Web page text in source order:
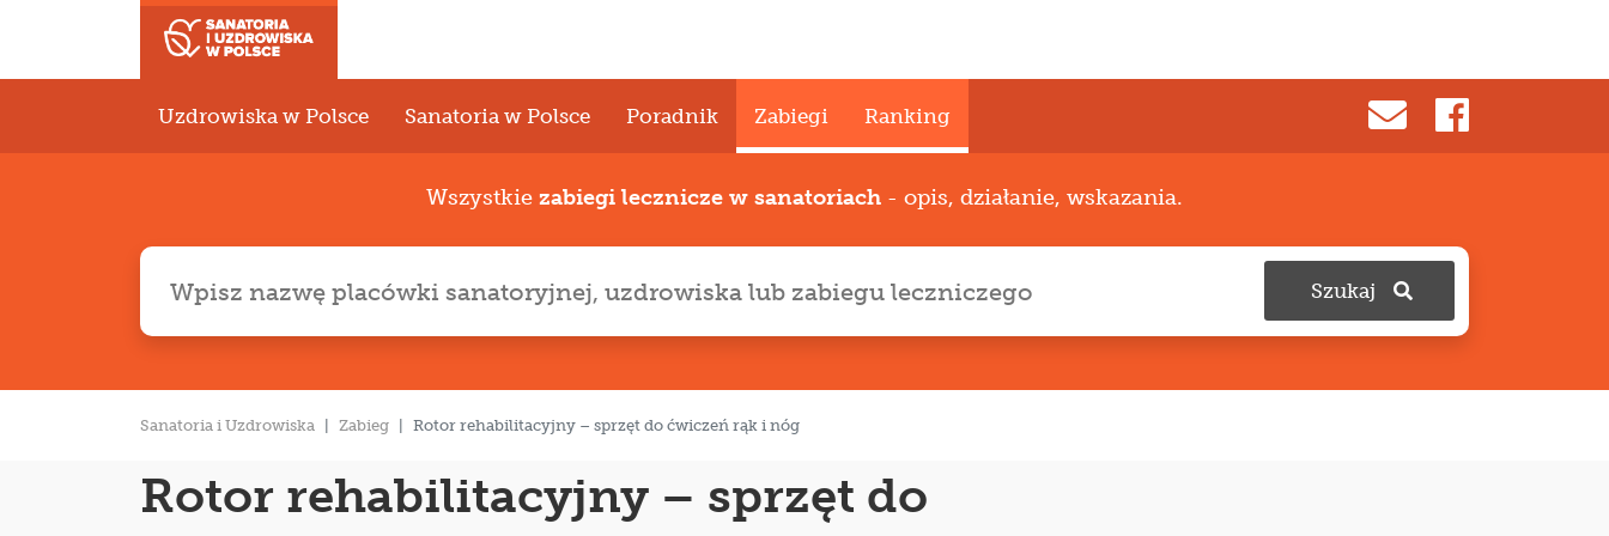
Uzdrowiska w Polsce Sanatoria w Polsce Poradnik Zabiegi Ranking
Wszystkie zabiegi lecznicze w sanatoriach - opis, działanie, wskazania.
Szukaj
Sanatoria i Uzdrowiska Zabieg Rotor rehabilitacyjny – sprzęt do ćwiczeń rąk i nóg
Rotor rehabilitacyjny – sprzęt do